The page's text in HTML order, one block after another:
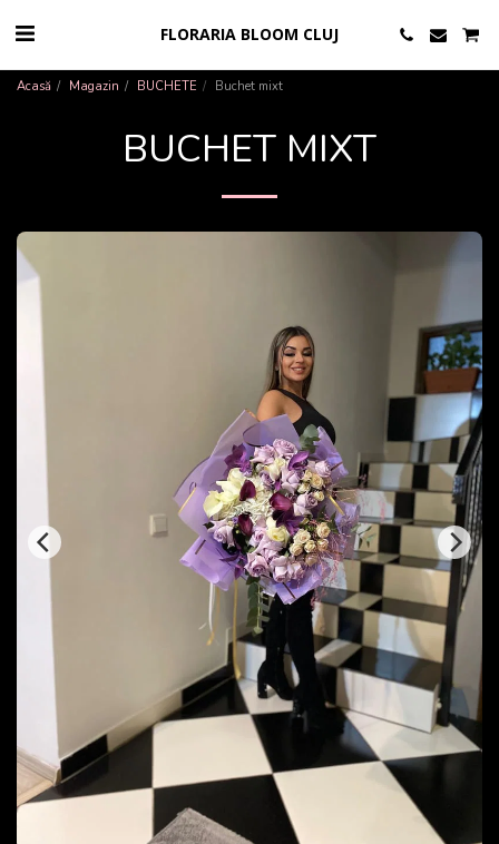
FLORARIA BLOOM CLUJ
Acasă Magazin BUCHETE Buchet mixt
BUCHET MIXT